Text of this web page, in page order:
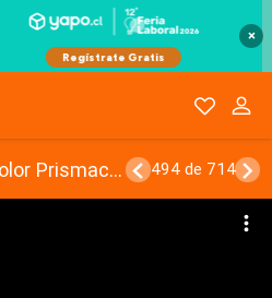
×
Set 48 Lapices de Color Prismacolor 494 de 714